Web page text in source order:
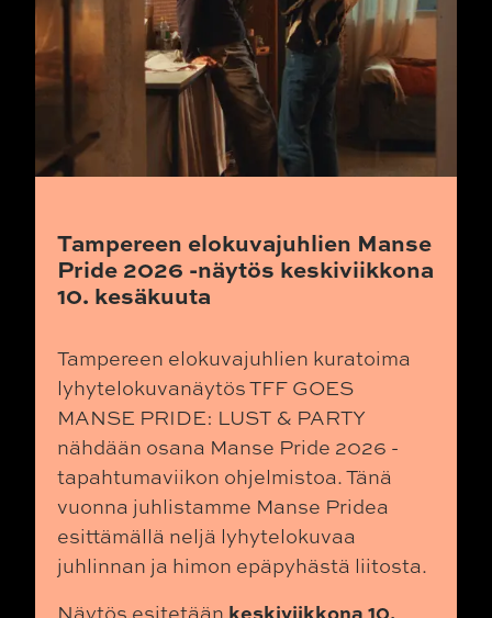
Tampereen elokuvajuhlien Manse
Pride 2026 -näytös keskiviikkona
10. kesäkuuta
Tampereen elokuvajuhlien kuratoima
lyhytelokuvanäytös TFF GOES
MANSE PRIDE: LUST & PARTY
nähdään osana Manse Pride 2026 -
tapahtumaviikon ohjelmistoa. Tänä
vuonna juhlistamme Manse Pridea
esittämällä neljä lyhytelokuvaa
juhlinnan ja himon epäpyhästä liitosta.
Näytös esitetään keskiviikkona 10.